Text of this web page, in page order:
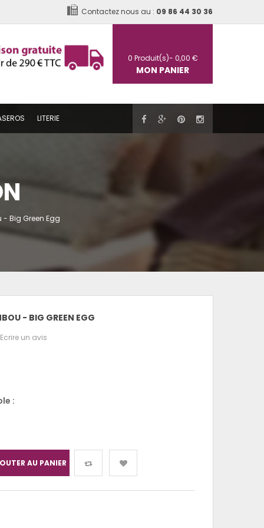
Contactez nous au : 09 86 44 30 36
0 Produit(s)- 0,00 €
MON PANIER
LITERIE
Big Green Egg
- BIG GREEN EGG
Ecrire un avis
:
AU PANIER